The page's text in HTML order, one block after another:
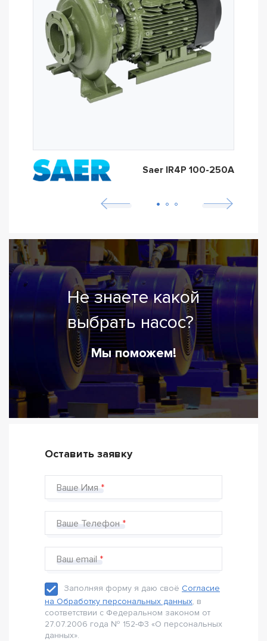
Saer IR4P 100-250A
Не знаете какой
выбрать насос?
Мы поможем!
Оставить заявку
Ваше Имя
Ваше Телефон
Ваш email
Заполняя форму я даю своё Согласие
на Обработку персональных данных, в
соответствии с Федеральном законом от
27.07.2006 года № 152-Ф3 «О персональных
данных».